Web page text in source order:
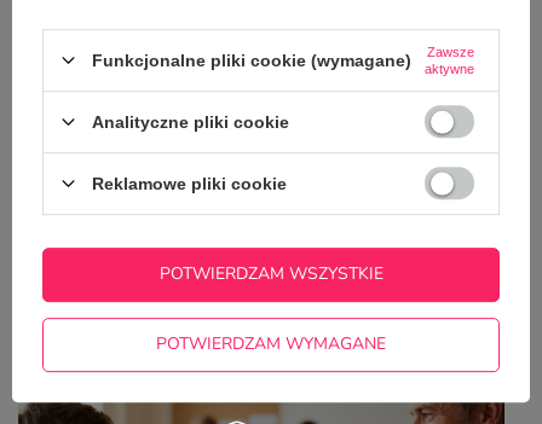
Potrzebujesz pomocy? Masz pytania?
Zadaj pytanie a my odpowiemy
odpowiedzi publikując dla innych.
ZADAJ PYTANIE
7 powodów, dla których personalizowany kubek to
idealny prezent dla nauczyciela
Funkcjonalne pliki cookie (wymagane)
Zawsze
aktywne
Analityczne pliki cookie
Reklamowe pliki cookie
POTWIERDZAM WYMAGANE
POTWIERDZAM WSZYSTKIE